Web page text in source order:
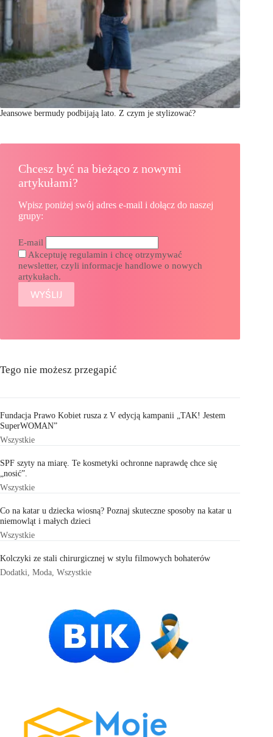
Jeansowe bermudy podbijają lato. Z czym je stylizować?
Chcesz być na bieżąco z nowymi
artykułami?
Wpisz poniżej swój adres e-mail i dołącz do naszej
grupy:
E-mail
Akceptuję regulamin i chcę otrzymywać
newsletter, czyli informacje handlowe o nowych
artykułach.
Tego nie możesz przegapić
Fundacja Prawo Kobiet rusza z V edycją kampanii „TAK! Jestem
SuperWOMAN”
Wszystkie
SPF szyty na miarę. Te kosmetyki ochronne naprawdę chce się
„nosić”.
Wszystkie
Co na katar u dziecka wiosną? Poznaj skuteczne sposoby na katar u
niemowląt i małych dzieci
Wszystkie
Kolczyki ze stali chirurgicznej w stylu filmowych bohaterów
Dodatki Moda Wszystkie